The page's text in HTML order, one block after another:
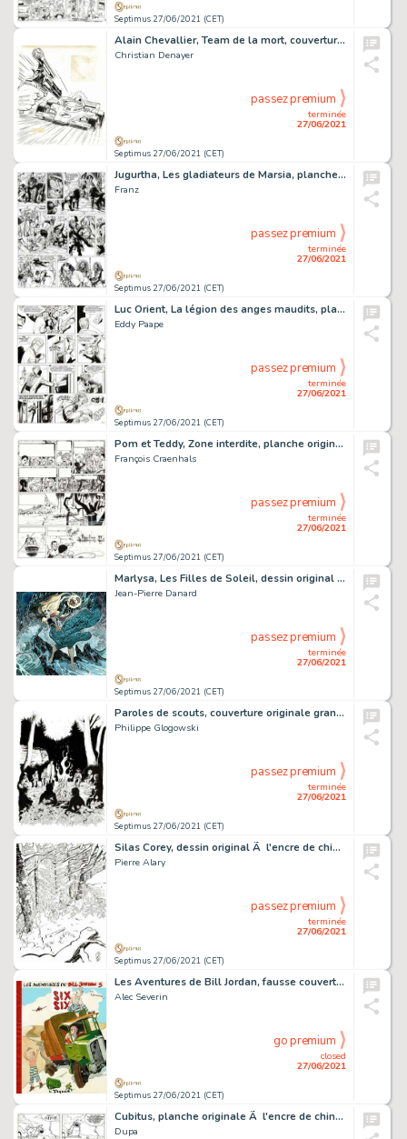
Septimus 27/06/2021 (CET)
Alain Chevallier, Team de la mort, couverture originale Ã …
Christian Denayer
Septimus 27/06/2021 (CET)
terminée
27/06/2021
passez premium
Jugurtha, Les gladiateurs de Marsia, planche originale Ã …
Franz
Septimus 27/06/2021 (CET)
terminée
27/06/2021
passez premium
Luc Orient, La légion des anges maudits, planche originale…
Eddy Paape
Septimus 27/06/2021 (CET)
terminée
27/06/2021
passez premium
Pom et Teddy, Zone interdite, planche originale Ã …
François Craenhals
Septimus 27/06/2021 (CET)
terminée
27/06/2021
passez premium
Marlysa, Les Filles de Soleil, dessin original Ã …
Jean-Pierre Danard
Septimus 27/06/2021 (CET)
terminée
27/06/2021
passez premium
Paroles de scouts, couverture originale grand format Ã …
Philippe Glogowski
Septimus 27/06/2021 (CET)
terminée
27/06/2021
passez premium
Silas Corey, dessin original Ã l'encre de chine réalisé pour un ex libris. Dimensions : 48 cm x 36 c…
Pierre Alary
Septimus 27/06/2021 (CET)
terminée
27/06/2021
passez premium
Les Aventures de Bill Jordan, fausse couverture Ã …
Alec Severin
Septimus 27/06/2021 (CET)
closed
27/06/2021
go premium
Cubitus, planche originale Ã l'encre de chine.…
Dupa